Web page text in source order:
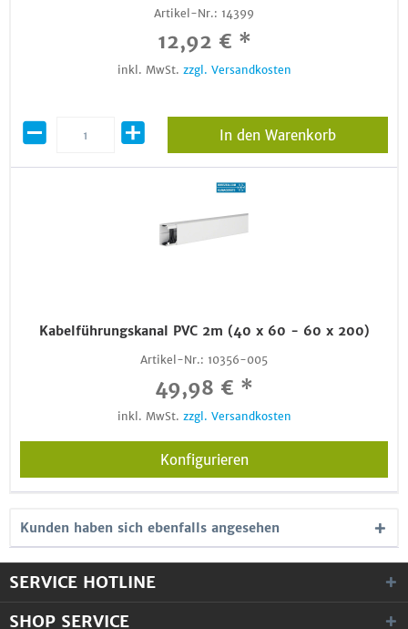
Artikel-Nr.: 14399
12,92 € *
inkl. MwSt. zzgl. Versandkosten
In den Warenkorb
Kabelführungskanal PVC 2m (40 x 60 - 60 x 200)
Artikel-Nr.: 10356-005
49,98 € *
inkl. MwSt. zzgl. Versandkosten
Konfigurieren
Kunden haben sich ebenfalls angesehen
SERVICE HOTLINE
SHOP SERVICE